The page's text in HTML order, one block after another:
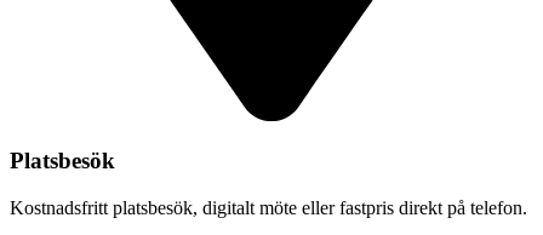
Platsbesök
Kostnadsfritt platsbesök, digitalt möte eller fastpris direkt på telefon.